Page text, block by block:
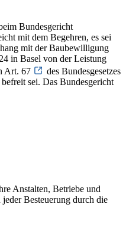
Bundesgericht
mit dem Begehren, es sei
mit der Baubewilligung
in Basel von der Leistung
Art. 67
des Bundesgesetzes
befreit sei. Das Bundesgericht
Anstalten, Betriebe und
Besteuerung durch die